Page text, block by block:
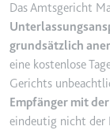
Typ:
_gcl_au
Zweck:
Das Amtsgericht
grundsätzlich
eine kostenlose
Gerichts
Empfänger mit
eindeutig nicht der